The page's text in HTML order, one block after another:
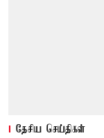
தேசிய செய்திகள்